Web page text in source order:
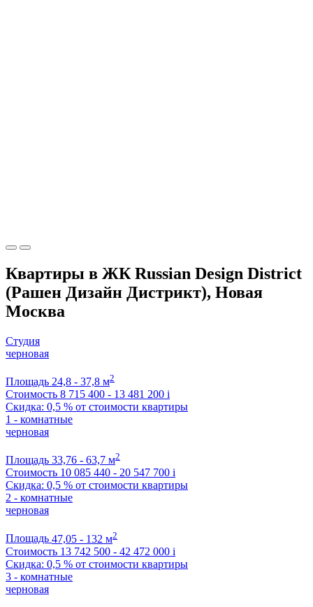
Квартиры в ЖК Russian Design District
(Рашен Дизайн Дистрикт), Новая
Москва
Студия
черновая
Площадь 24,8 - 37,8 м2
Стоимость 8 715 400 - 13 481 200 i
Скидка: 0,5 % от стоимости квартиры
1 - комнатные
черновая
Площадь 33,76 - 63,7 м2
Стоимость 10 085 440 - 20 547 700 i
Скидка: 0,5 % от стоимости квартиры
2 - комнатные
черновая
Площадь 47,05 - 132 м2
Стоимость 13 742 500 - 42 472 000 i
Скидка: 0,5 % от стоимости квартиры
3 - комнатные
черновая